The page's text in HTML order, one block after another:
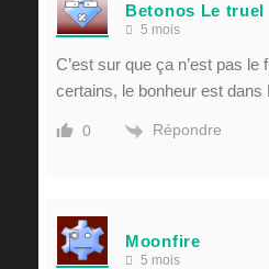
Betonos Le truel
5 mois
C’est sur que ça n’est pas
certains, le bonheur est dans
0 Répondre
Moonfire
5 mois